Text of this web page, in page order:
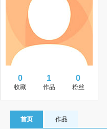
0
收藏
1
作品
0
粉丝
首页 作品